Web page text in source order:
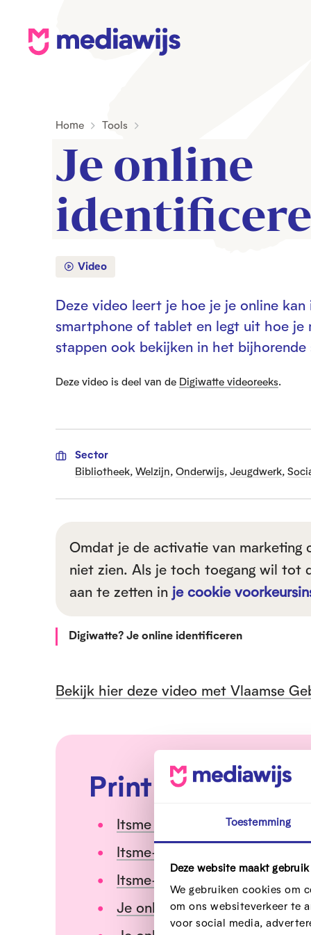
Toestemming
Deze website maakt
We gebruiken cookies om
om ons websiteverkeer te
voor social media,
M
w
j
Home Tools
Je online
Video
Deze video leert je hoe je je online
smartphone of tablet en legt uit hoe je
stappen ook bekijken in het bijhorende
Deze video is deel van de Digiwatte videoreeks.
Sector
Bibliotheek, Welzijn, Onderwijs, Jeugdwerk,
Omdat je de activatie van marketing
niet zien. Als je toch toegang wil tot
aan te zetten in je cookie
Digiwatte? Je online identificeren
Bekijk hier deze video met Vlaamse
Print de
Itsme gebruiken
Itsme-account aanmaken met
Itsme-account aanmaken met
Je online identificeren met